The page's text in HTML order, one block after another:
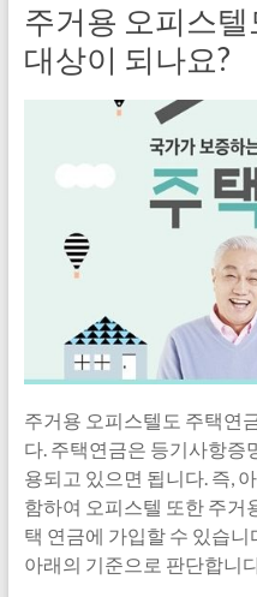
주거용 오피스
대상이 되나요?
주거용 오피스텔도 주택연
다. 주택연금은 등기사항증
용되고 있으면 됩니다. 즉,
함하여 오피스텔 또한 주거
택 연금에 가입할 수 있습
아래의 기준으로 판단합니